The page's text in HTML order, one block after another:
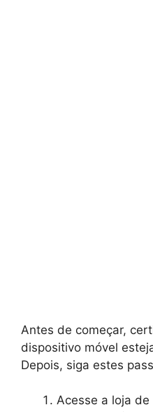
Antes de começar,
dispositivo móvel
Depois, siga estes
Acesse a loja